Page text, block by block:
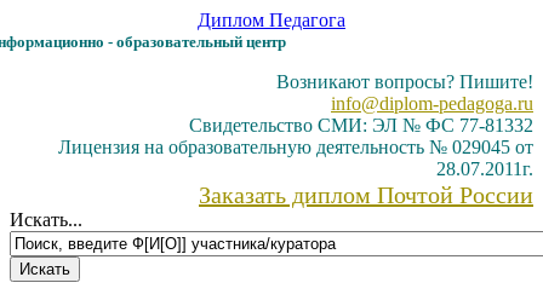
Диплом Педагога
- образовательный центр
Возникают вопросы? Пишите!
info@diplom-pedagoga.ru
Свидетельство СМИ: ЭЛ № ФС 77-81332
Лицензия на образовательную деятельность № 029045 от
28.07.2011г.
Заказать диплом Почтой России
Искать...